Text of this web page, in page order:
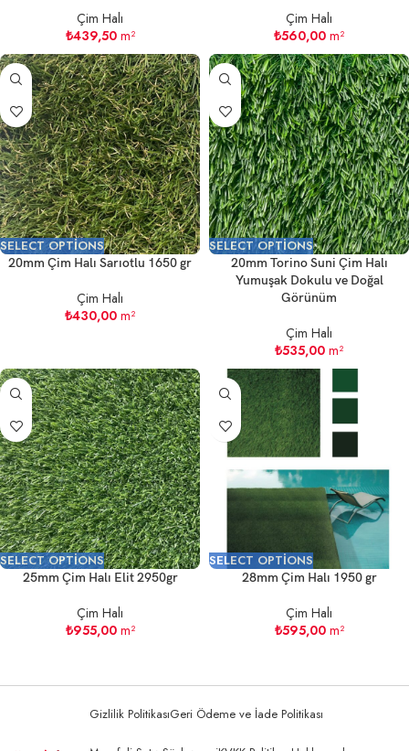
Çim Halı
₺439,50m²
Çim Halı
₺560,00 m²
SELECT OPTIONS
20mm Çim Halı Sarıotlu 1650 gr
Çim Halı
₺430,00 m²
SELECT OPTIONS
20mm Torino Suni Çim Halı
Yumuşak Dokulu ve Doğal
Görünüm
Çim Halı
₺535,00 m²
SELECT OPTIONS
25mm Çim Halı Elit 2950gr
Çim Halı
₺955,00m²
SELECT OPTIONS
28mm Çim Halı 1950 gr
Çim Halı
₺595,00m²
Gizlilik PolitikasıGeri Ödeme ve İade Politikası